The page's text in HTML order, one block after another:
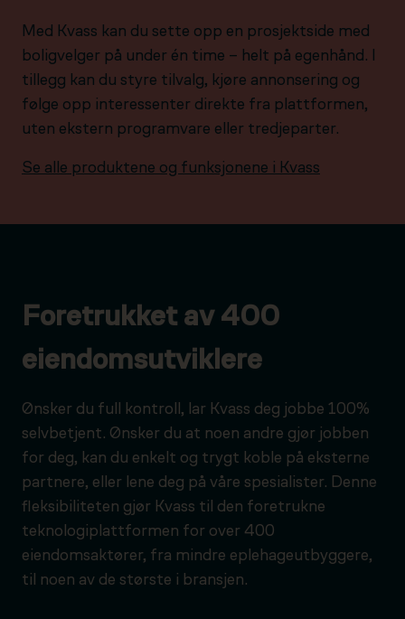
Med Kvass kan du sette opp en prosjektside med
boligvelger på under én time – helt på egenhånd. I
tillegg kan du styre tilvalg, kjøre annonsering og
følge opp interessenter direkte fra plattformen,
uten ekstern programvare eller tredjeparter.
Se alle produktene og funksjonene i Kvass
Foretrukket av 400
eiendomsutviklere
Ønsker du full kontroll, lar Kvass deg jobbe 100%
selvbetjent. Ønsker du at noen andre gjør jobben
for deg, kan du enkelt og trygt koble på eksterne
partnere, eller lene deg på våre spesialister. Denne
fleksibiliteten gjør Kvass til den foretrukne
teknologiplattformen for over 400
eiendomsaktører, fra mindre eplehageutbyggere,
til noen av de største i bransjen.